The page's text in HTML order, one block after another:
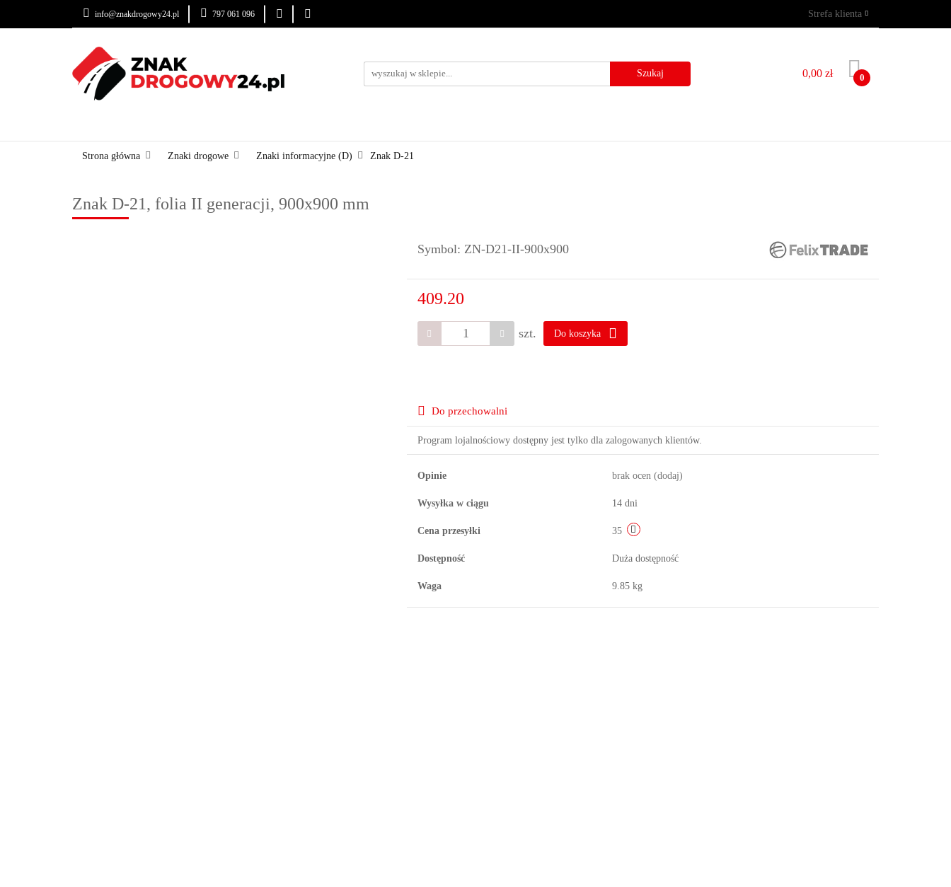
info@znakdrogowy24.pl 797 061 096 Strefa klienta
Zarejestruj się
Dodaj zgłoszenie
0,00 zł 0
ZNAKI DROGOWE
Strona główna Znaki drogowe Znaki informacyjne (D) Znak D-21
Znak D-21, folia II generacji, 900x900 mm
Symbol: ZN-D21-II-900x900
409.20
szt. Do koszyka
Do przechowalni
Program lojalnościowy dostępny jest tylko dla zalogowanych klientów.
Opinie brak ocen (dodaj)
Wysyłka w ciągu 14 dni
Cena przesyłki 35
Dostępność Duża dostępność
Waga 9.85 kg